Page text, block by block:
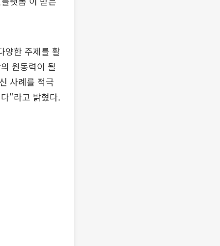
양한 주제를 활
원동력이 될
사례를 적극
"라고 밝혔다.